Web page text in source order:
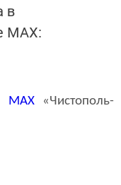
в
MАХ:
MAX«Чистополь-